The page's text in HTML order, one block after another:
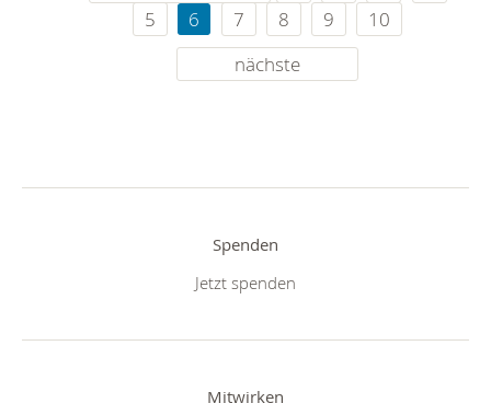
5
6 7 8 9
10
nächste
Spenden
Jetzt spenden
Mitwirken